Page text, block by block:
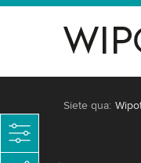
Siete qua: